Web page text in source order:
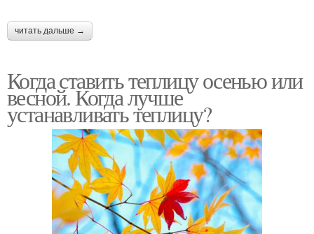
читать дальше →
Когда ставить теплицу осенью или
весной. Когда лучше
устанавливать теплицу?